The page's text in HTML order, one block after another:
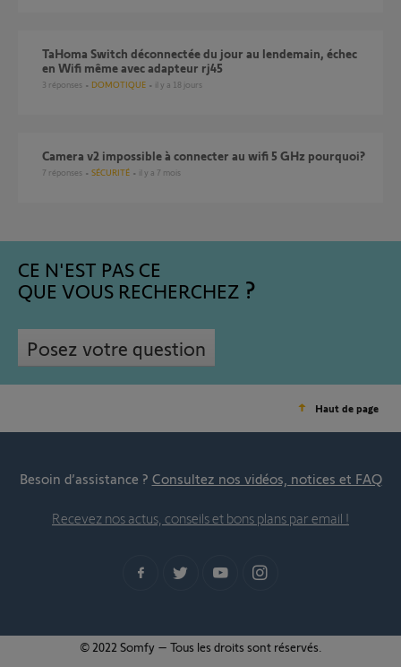
TaHoma Switch déconnectée du jour au lendemain, échec
en Wifi même avec adapteur rj45
3 réponses DOMOTIQUE il y a 18 jours
Camera v2 impossible à connecter au wifi 5 GHz pourquoi?
7 réponses SÉCURITÉ il y a 7 mois
CE N'EST PAS CE
QUE VOUS RECHERCHEZ
Posez votre question
Haut de page
Besoin d’assistance ? Consultez nos vidéos, notices et FAQ
Recevez nos actus, conseils et bons plans par email !
© 2022 Somfy – Tous les droits sont réservés.